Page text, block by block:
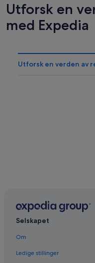
Utforsk en
med Expedia
Utforsk en verden av
Selskapet
Om
Ledige stillinger